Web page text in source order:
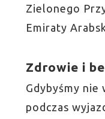
Zielonego
Emiraty
Zdrowie i
Gdybyśmy nie
podczas